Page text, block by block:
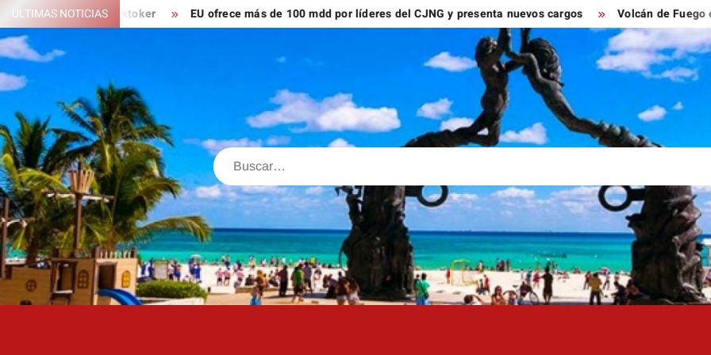
Saltar
al
contenido
ÚLTIMAS NOTICIAS
ahora es tiktoker EU ofrece más de 100 mdd por líderes del CJNG y presenta nuevos cargos Volcán de Fuego entra en
Buscar